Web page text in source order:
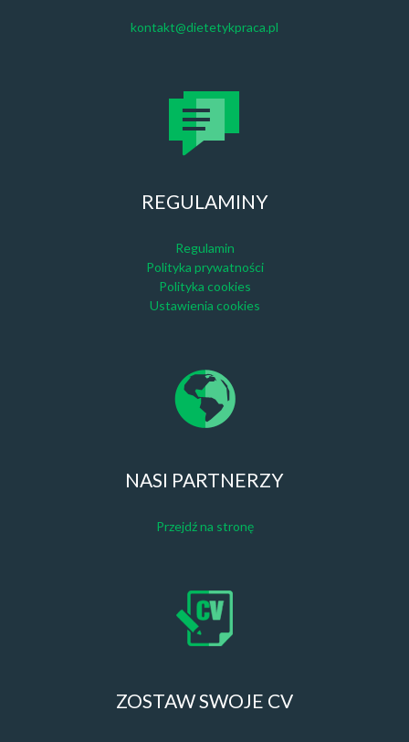
kontakt@dietetykpraca.pl
REGULAMINY
Regulamin
Polityka prywatności
Polityka cookies
Ustawienia cookies
NASI PARTNERZY
Przejdź na stronę
ZOSTAW SWOJE CV